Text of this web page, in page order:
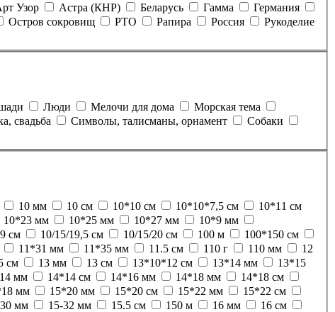
Узор Астра (КНР) Беларусь Гамма
Германия
Остров сокровищ РТО Рапира Россия
Рукоделие
Люди Мелочи для дома
Морская тема
свадьба Символы, талисманы, орнамент
Собаки
10 мм 10 см 10*10 см 10*10*7,5 см
10*11 см
10*23 мм 10*25 мм 10*27 мм
10*9 мм
см 10/15/19,5 см 10/15/20 см 100 м
100*150 см
11*31 мм 11*35 мм 11.5 см 110 г 110 мм
12
см 13 мм 13 см 13*10*12 см 13*14 мм
13*15
мм 14*14 см 14*16 мм 14*18 мм
14*18 см
мм 15*20 мм 15*20 см 15*22 мм
15*22 см
мм 15-32 мм 15.5 см 150 м 16 мм
16 см